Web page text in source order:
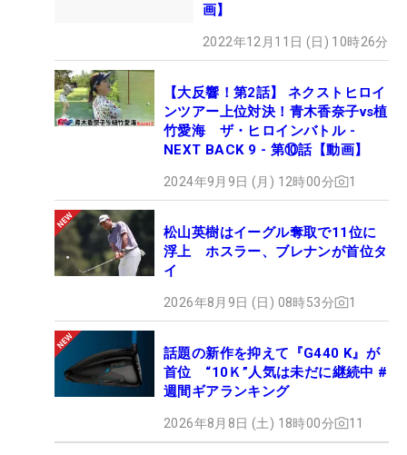
画】
2022年12月11日 (日) 10時26分
【大反響！第2話】 ネクストヒロイ
ンツアー上位対決！青木香奈子vs植
竹愛海 ザ・ヒロインバトル -
NEXT BACK 9 - 第⑩話【動画】
2024年9月9日 (月) 12時00分 1
松山英樹はイーグル奪取で11位に
浮上 ホスラー、ブレナンが首位タ
イ
2026年8月9日 (日) 08時53分 1
話題の新作を抑えて『G440 K』が
首位 “10Ｋ”人気は未だに継続中 #
週間ギアランキング
2026年8月8日 (土) 18時00分 11